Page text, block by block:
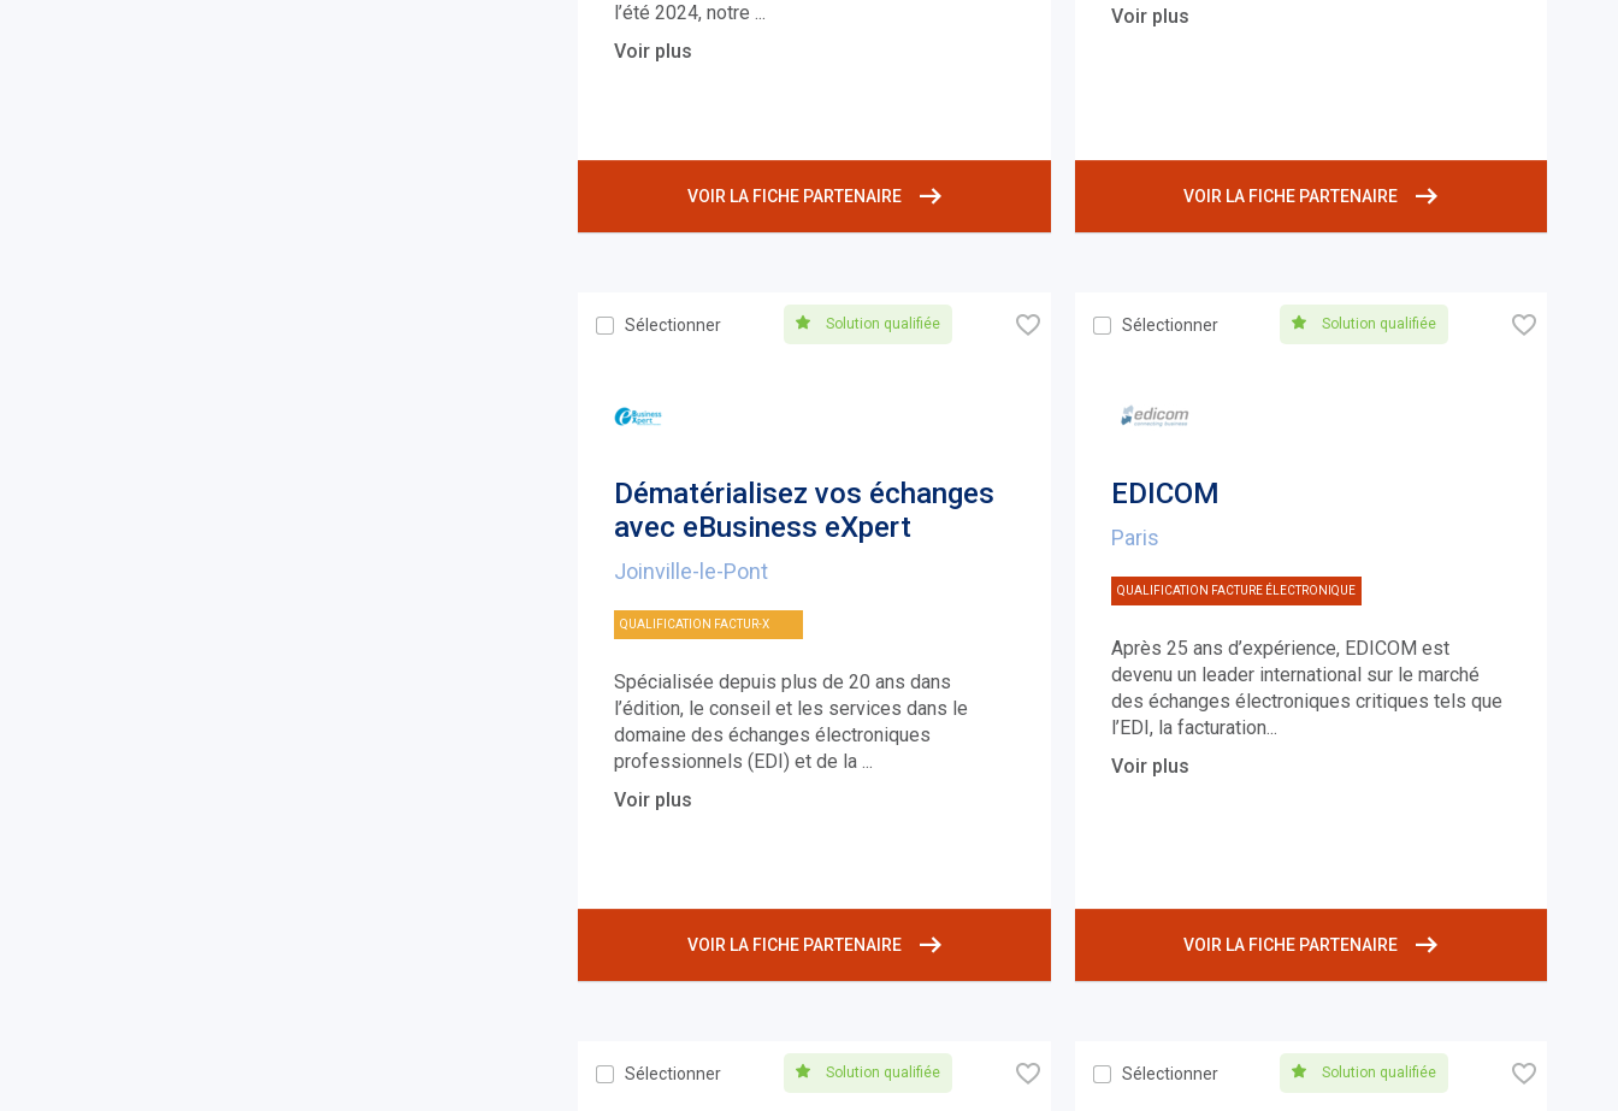
l’été 2024, notre...
Voir plus
VOIR LA FICHE PARTENAIRE
Voir plus
VOIR LA FICHE PARTENAIRE
Sélectionner Solution qualifiée 🧡
Dématérialisez vos échanges
avec eBusiness eXpert
Joinville-le-Pont
QUALIFICATION FACTUR-X
Spécialisée depuis plus de 20 ans dans
l’édition, le conseil et les services dans le
domaine des échanges électroniques
professionnels (EDI) et de la...
Voir plus
VOIR LA FICHE PARTENAIRE
Sélectionner Solution qualifiée 🧡
EDICOM
Paris
QUALIFICATION FACTURE ÉLECTRONIQUE
Après 25 ans d’expérience, EDICOM est
devenu un leader international sur le marché
des échanges électroniques critiques tels que
l’EDI, la facturation...
Voir plus
VOIR LA FICHE PARTENAIRE
Sélectionner Solution qualifiée 🧡 Sélectionner Solution qualifiée 🧡